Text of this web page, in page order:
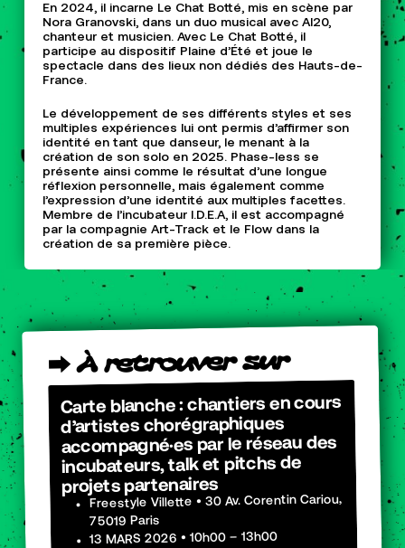
En 2024, il incarne Le Chat Botté, mis en scène par
Nora Granovski, dans un duo musical avec Al20,
chanteur et musicien. Avec Le Chat Botté, il
participe au dispositif Plaine d’Été et joue le
spectacle dans des lieux non dédiés des Hauts-de-
France.
Le développement de ses différents styles et ses
multiples expériences lui ont permis d’affirmer son
identité en tant que danseur, le menant à la
création de son solo en 2025. Phase-less se
présente ainsi comme le résultat d’une longue
réflexion personnelle, mais également comme
l’expression d’une identité aux multiples facettes.
Membre de l’incubateur I.D.E.A, il est accompagné
par la compagnie Art-Track et le Flow dans la
création de sa première pièce.
⮕ À retrouver sur
Carte blanche : chantiers en cours
d’artistes chorégraphiques
accompagné·es par le réseau des
incubateurs, talk et pitchs de
projets partenaires
Freestyle Villette • 30 Av. Corentin Cariou,
75019 Paris
13 MARS 2026 • 10h00 – 13h00